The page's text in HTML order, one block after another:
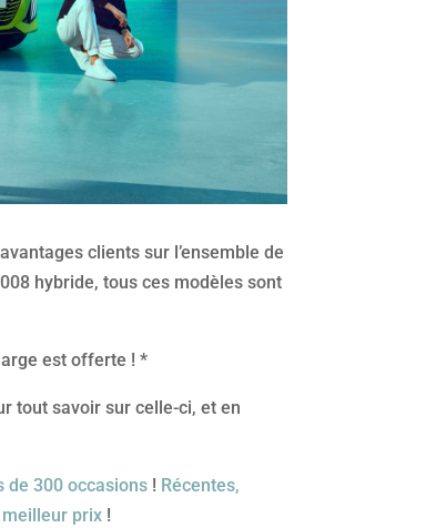
clients sur l’ensemble de
hybride, tous ces modèles sont
est offerte ! *
tout savoir sur celle-ci, et en
de 300 occasions ! Récentes,
prix !